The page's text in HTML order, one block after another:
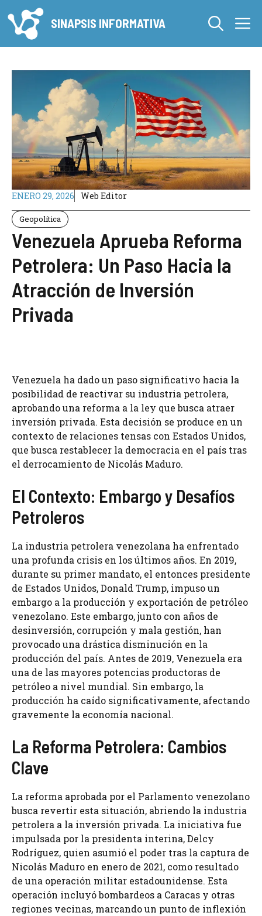
al
contenido
SINAPSIS INFORMATIVA
ENERO 29, 2026 Web Editor
Geopolítica
Venezuela Aprueba Reforma
Petrolera: Un Paso Hacia la
Atracción de Inversión
Privada
Venezuela ha dado un paso significativo hacia la
posibilidad de reactivar su industria petrolera,
aprobando una reforma a la ley que busca atraer
inversión privada. Esta decisión se produce en un
contexto de relaciones tensas con Estados Unidos,
que busca restablecer la democracia en el país tras
el derrocamiento de Nicolás Maduro.
El Contexto: Embargo y Desafíos
Petroleros
La industria petrolera venezolana ha enfrentado
una profunda crisis en los últimos años. En 2019,
durante su primer mandato, el entonces presidente
de Estados Unidos, Donald Trump, impuso un
embargo a la producción y exportación de petróleo
venezolano. Este embargo, junto con años de
desinversión, corrupción y mala gestión, han
provocado una drástica disminución en la
producción del país. Antes de 2019, Venezuela era
una de las mayores potencias productoras de
petróleo a nivel mundial. Sin embargo, la
producción ha caído significativamente, afectando
gravemente la economía nacional.
La Reforma Petrolera: Cambios
Clave
La reforma aprobada por el Parlamento venezolano
busca revertir esta situación, abriendo la industria
petrolera a la inversión privada. La iniciativa fue
impulsada por la presidenta interina, Delcy
Rodríguez, quien asumió el poder tras la captura de
Nicolás Maduro en enero de 2021, como resultado
de una operación militar estadounidense. Esta
operación incluyó bombardeos a Caracas y otras
regiones vecinas, marcando un punto de inflexión